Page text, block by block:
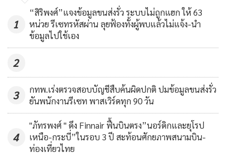
1,368
พ.ย.เสร็จสิ้นภารกิจส่งพื้นที่คืน รฟท.
1
“สิริพงศ์”แจงข้อมูลขนส่งรั่ว ระบบไม่ถูกแฮก ให้ 63
หน่วย รีเซทรหัสผ่าน ลุยฟ้องทั้งผู้พบแล้วไม่แจ้ง-นำ
ข้อมูลไปใช้เอง
2
3
กทพ.เร่งตรวจสอบบัญชีสืบค้นผิดปกติ ปมข้อมูลขนส่งรั่ว
ยันพนักงานรีเซท พาสเวิร์ดทุก 90 วัน
4
"ภัทรพงศ์ " ดึง Finnair ฟื้นบินตรง”นอร์ดิกและยุโรป
เหนือ-กระบี่”ในรอบ 3 ปี สะท้อนศักยภาพสนามบิน-
ท่องเที่ยวไทย